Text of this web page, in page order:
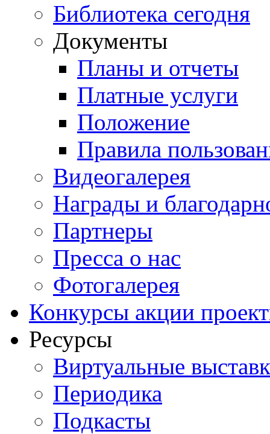
Библиотека сегодня
Документы
Планы и отчеты
Платные услуги
Положение
Правила
Видеогалерея
Награды и
Партнеры
Пресса о нас
Фотогалерея
Конкурсы акции
Ресурсы
Виртуальные
Периодика
Подкасты